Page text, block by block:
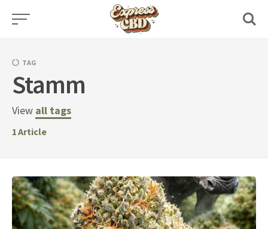
Skip
TAG
Stamm
View all tags
1Article